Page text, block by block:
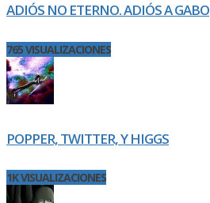
ADIÓS NO ETERNO. ADIÓS A GABO
765 VISUALIZACIONES
POPPER, TWITTER, Y HIGGS
1K VISUALIZACIONES